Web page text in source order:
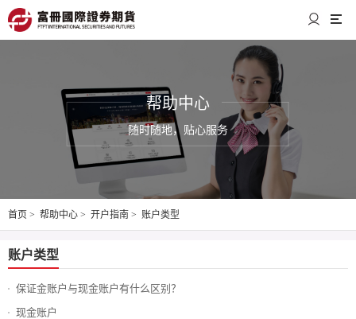
帮助中心
随时随地，贴心服务
首页 > 帮助中心 > 开户指南 > 账户类型
账户类型
保证金账户与现金账户有什么区别？
现金账户